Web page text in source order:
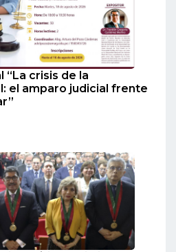
“La crisis de la
el amparo judicial frente